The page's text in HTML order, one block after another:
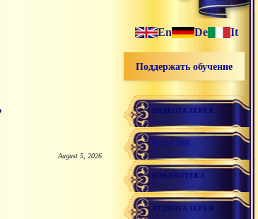
August 5, 2026
En De It
Поддержать обучение
ВИДЕОГАЛЕРЕЯ
МАГАЗИН
БИБЛИОТЕКА
АУДИОГАЛЕРЕЯ